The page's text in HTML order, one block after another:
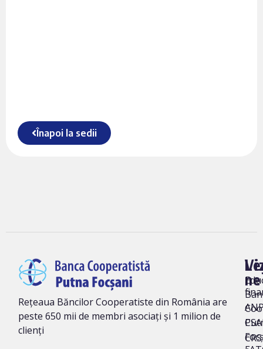
Înapoi la sedii
Rețeaua Băncilor Cooperatiste din România are
peste 650 mii de membri asociați și 1 milion de
clienți
ne